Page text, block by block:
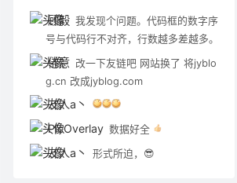
顾毅 我发现个问题。代码框的数字序
号与代码行不对齐，行数越多差越多。
倦意 改一下友链吧 网站换了 将jyblo
g.cn 改成jyblog.com
友人a丶
PicOverlay 数据好全
友人a丶 形式所迫，😎